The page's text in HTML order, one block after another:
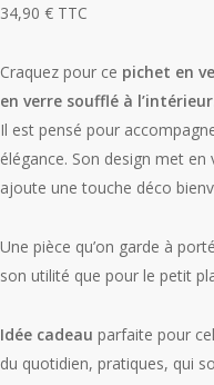
34,90 € TTC
Craquez pour ce pichet en
en verre soufflé à
Il est pensé pour
élégance. Son design met
ajoute une touche déco
Une pièce qu’on garde à
son utilité que pour le petit
Idée cadeau parfaite pour
du quotidien, pratiques, qui